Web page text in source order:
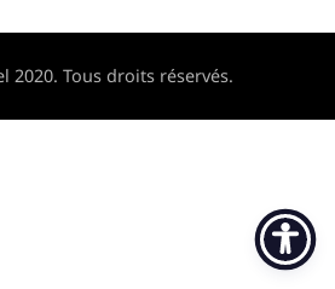
2020. Tous droits réservés.